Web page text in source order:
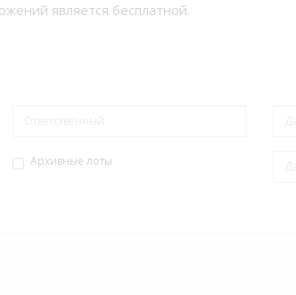
является бесплатной.
Архивные лоты